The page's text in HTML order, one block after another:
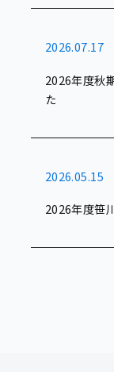
2026.07.17
2026年度秋
た
2026.05.15
2026年度笹